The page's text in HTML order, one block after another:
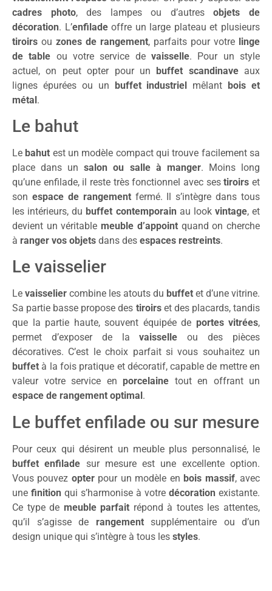
cadres photo, des lampes ou d’autresobjets de
décoration. L’enfiladeoffre un large plateau et plusieurs
tiroirs ou zones de rangement, parfaits pour votre linge
de table ou votre service devaisselle. Pour un style
actuel, on peut opter pour un buffet scandinaveaux
lignes épurées ou un buffet industriel mêlant bois et
métal.
Le bahut
Le bahut est un modèle compact qui trouve facilement sa
place dans unsalon ou salle à manger. Moins long
qu’une enfilade, il reste très fonctionnel avec sestiroirs et
son espace de rangementfermé. Il s’intègre dans tous
les intérieurs, du buffet contemporain au look vintage, et
devient un véritable meuble d’appointquand on cherche
à ranger vos objets dans des espaces restreints.
Le vaisselier
Le vaisselier combine les atouts du buffet et d’une vitrine.
Sa partie basse propose des tiroirset des placards, tandis
que la partie haute, souvent équipée de portes vitrées,
permet d’exposer de lavaisselle ou des pièces
décoratives. C’est le choix parfait si vous souhaitez un
buffet à la fois pratique et décoratif, capable de mettre en
valeur votre service en porcelaine tout en offrant un
espace de rangement optimal .
Le buffet enfilade ou sur mesure
Pour ceux qui désirent un meuble plus personnalisé, le
buffet enfilade sur mesure est une excellente option.
Vous pouvez opterpour un modèle en bois massif, avec
une finition qui s’harmonise à votre décoration existante.
Ce type de meuble parfait répond à toutes les attentes,
qu’il s’agisse de rangementsupplémentaire ou d’un
design unique qui s’intègre à tous les styles.